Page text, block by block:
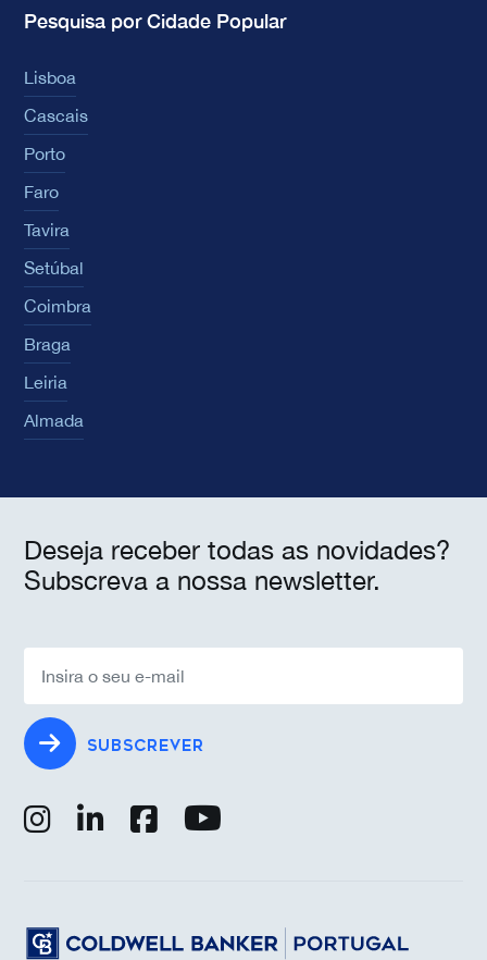
Pesquisa por Cidade Popular
Lisboa
Cascais
Porto
Faro
Tavira
Setúbal
Coimbra
Braga
Leiria
Almada
Deseja receber todas as novidades?
Subscreva a nossa newsletter.
SUBSCREVER